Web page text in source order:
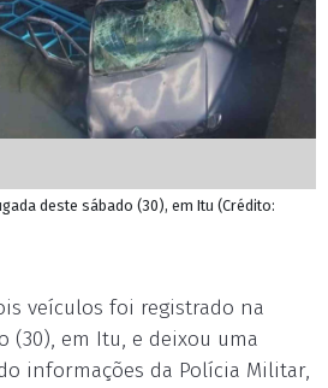
deste sábado (30), em Itu (Crédito:
veículos foi registrado na
(30), em Itu, e deixou uma
informações da Polícia Militar,